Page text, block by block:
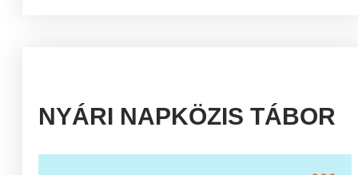
NYÁRI NAPKÖZIS TÁBOR